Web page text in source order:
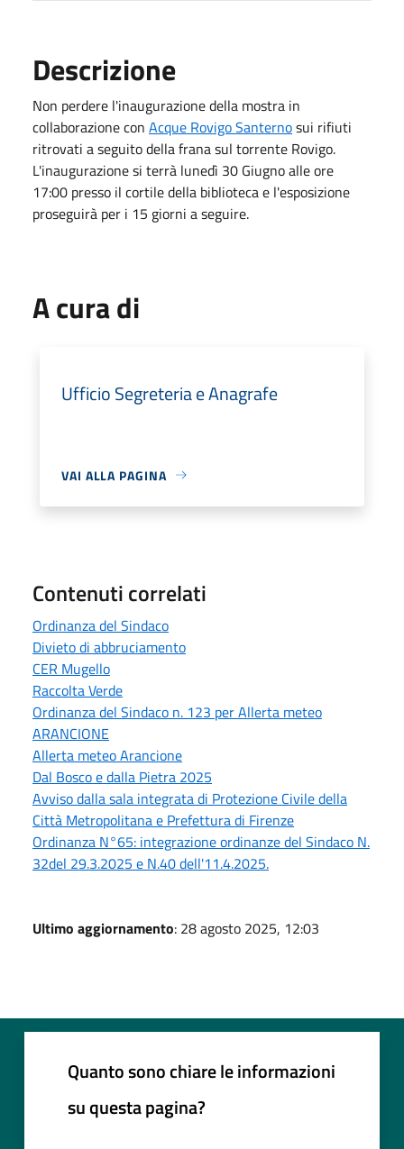
Descrizione
Non perdere l'inaugurazione della mostra in
collaborazione con Acque Rovigo Santernosui rifiuti
ritrovati a seguito della frana sul torrente Rovigo.
L'inaugurazione si terrà lunedì 30 Giugno alle ore
17:00 presso il cortile della biblioteca e l'esposizione
proseguirà per i 15 giorni a seguire.
A cura di
Ufficio Segreteria e Anagrafe
VAI ALLA PAGINA
Contenuti correlati
Ordinanza del Sindaco
Divieto di abbruciamento
CER Mugello
Raccolta Verde
Ordinanza del Sindaco n. 123 per Allerta meteo
ARANCIONE
Allerta meteo Arancione
Dal Bosco e dalla Pietra 2025
Avviso dalla sala integrata di Protezione Civile della
Città Metropolitana e Prefettura di Firenze
Ordinanza N°65: integrazione ordinanze del Sindaco N.
32del 29.3.2025 e N.40 dell'11.4.2025.
Ultimo aggiornamento: 28 agosto 2025, 12:03
Quanto sono chiare le informazioni
su questa pagina?